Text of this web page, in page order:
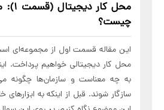
محل کار دیجیتال (قسمت 1):
چیست؟
این مقاله قسمت اول از مجموعه‌ای
محل کار دیجیتالی خواهیم پرداخت.
به چه معناست و سازمان‌ها چگونه
سازگار شوند. قبل از اینکه به ابزارهای